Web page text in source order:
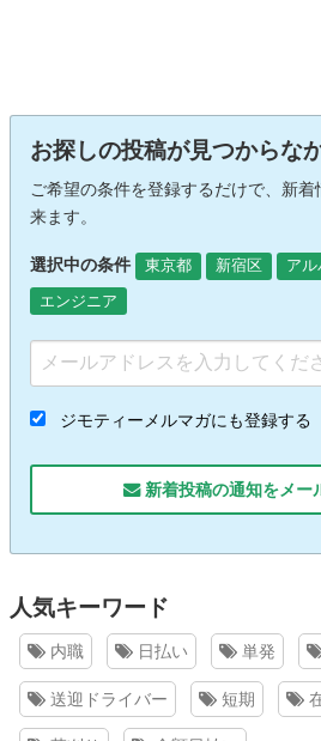
お探しの投稿が見つからな
ご希望の条件を登録するだけで、新
来ます。
選択中の条件 東京都 新宿区 アル
エンジニア
ジモティーメルマガにも登録する
新着投稿の通知をメー
人気キーワード
内職 日払い 単発
送迎ドライバー 短期